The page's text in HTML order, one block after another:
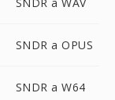
SNDR a OPUS
SNDR a W64